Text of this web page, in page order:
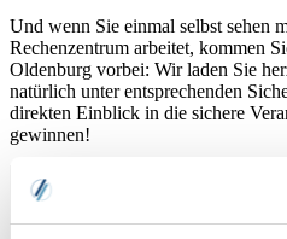
Und wenn Sie einmal selbst sehen
Rechenzentrum arbeitet, kommen
Oldenburg vorbei: Wir laden Sie
natürlich unter entsprechenden
direkten Einblick in die sichere
gewinnen!